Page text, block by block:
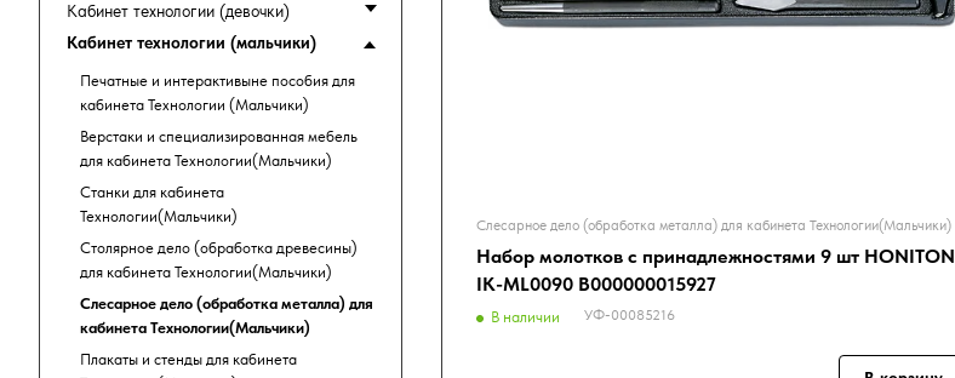
Слесарное дело (обработка металла) для кабинета Технологии(Мальчики)
Набор молотков с принадлежностями 9 шт HONITON
IK-ML0090 В000000015927
В наличии УФ-00085216
Кабинет технологии (девочки)
Кабинет технологии (мальчики)
Печатные и интерактивыне пособия для
кабинета Технологии (Мальчики)
Верстаки и специализированная мебель
для кабинета Технологии(Мальчики)
Станки для кабинета
Технологии(Мальчики)
Столярное дело (обработка древесины)
для кабинета Технологии(Мальчики)
Слесарное дело (обработка металла) для
кабинета Технологии(Мальчики)
Плакаты и стенды для кабинета